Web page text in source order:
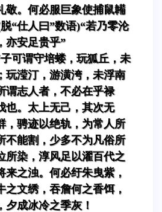
敬。何必服巨象使捕鼠韛
“仕人曰”数语)“若乃零沦
亦安足贵乎”
可谓守培蝼，玩狐丘，未
玩滢汀，游潢洿，未浮南
谓志人者，不必在乎禄
也。太上无己，其次无
，骋迹以绝轨，为常人所
不能割，少多不为凡俗所
所染，淳风足以濯百代之
来之浊。何必纡朱曳紫，
之文绣，吞詹何之香饵，
夕成冰冷之季灰！